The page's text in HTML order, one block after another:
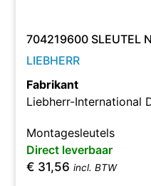
704219600 SLEUTEL
LIEBHERR
Fabrikant
Liebherr-International
Montagesleutels
Direct leverbaar
€ 31,56 incl. BTW